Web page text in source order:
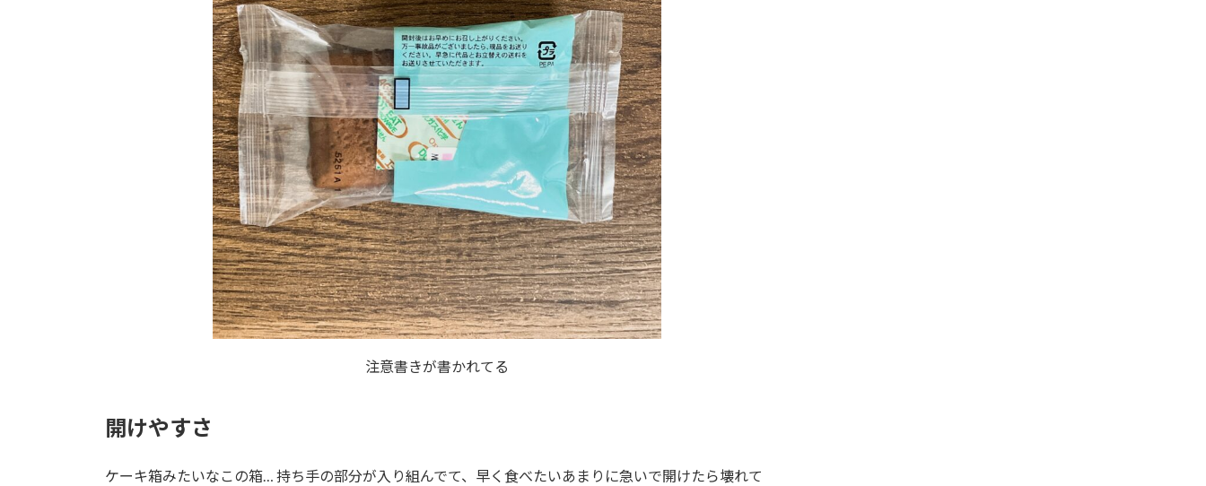
注意書きが書かれてる
開けやすさ
ケーキ箱みたいなこの箱… 持ち手の部分が入り組んでて、早く食べたいあまりに急いで開けたら壊れて